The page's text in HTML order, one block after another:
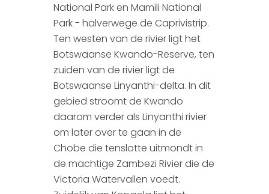
National Park en Mamili National
Park - halverwege de Caprivistrip.
Ten westen van de rivier ligt het
Botswaanse Kwando-Reserve, ten
zuiden van de rivier ligt de
Botswaanse Linyanthi-delta. In dit
gebied stroomt de Kwando
daarom verder als Linyanthi rivier
om later over te gaan in de
Chobe die tenslotte uitmondt in
de machtige Zambezi Rivier die de
Victoria Watervallen voedt.